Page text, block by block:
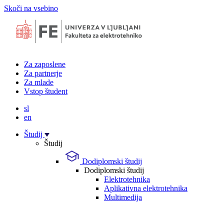
Skoči na vsebino
Za zaposlene
Za partnerje
Za mlade
Vstop študent
sl
en
Študij
Študij
Dodiplomski študij
Dodiplomski študij
Elektrotehnika
Aplikativna elektrotehnika
Multimedija